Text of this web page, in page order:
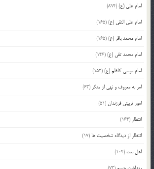
امام علی (ع)(894)
امام علی النقی (ع)(165)
امام محمد باقر (ع)(165)
امام محمد تقی (ع)(146)
امام موسی کاظم (ع)(152)
امر به معروف و نهی از منکر (63)
امور تربیتی فرزندان(51)
انتظار (164)
انتظار از دیدگاه شخصیت ها (17)
اهل بیت (104)